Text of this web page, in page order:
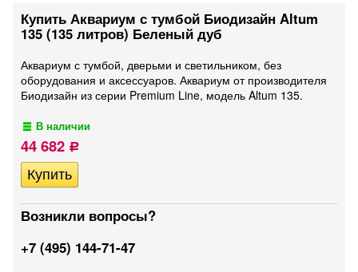
Купить Аквариум с тумбой Биодизайн Altum
135 (135 литров) Беленый дуб
Аквариум с тумбой, дверьми и светильником, без
оборудования и аксессуаров. Аквариум от производителя
Биодизайн из серии Premium Line, модель Altum 135.
В наличии
44 682 Р
Возникли вопросы?
+7 (495) 144-71-47